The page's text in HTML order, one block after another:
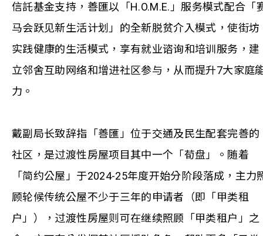
信託基金支持，善匯以「H.O.M.E.」服务模式配合「
马会跃见新生活计划」的全新脱贫介入模式，使街坊
实践健康的生活模式，享有就业谘询和培训服务，建
立邻舍互助网络和增进社区参与，从而提升7大家庭
力。
戴副局长致辞指「善匯」位于交通及民生配套完善的
社区，是过渡性房屋项目其中一个「荀盘」。随着
「简约公屋」于2024-25年度开始分阶段落成，主力
顾轮候传统公屋不少于三年的申请者（即「甲类租
户」），过渡性房屋则可在继续照顾「甲类租户」之